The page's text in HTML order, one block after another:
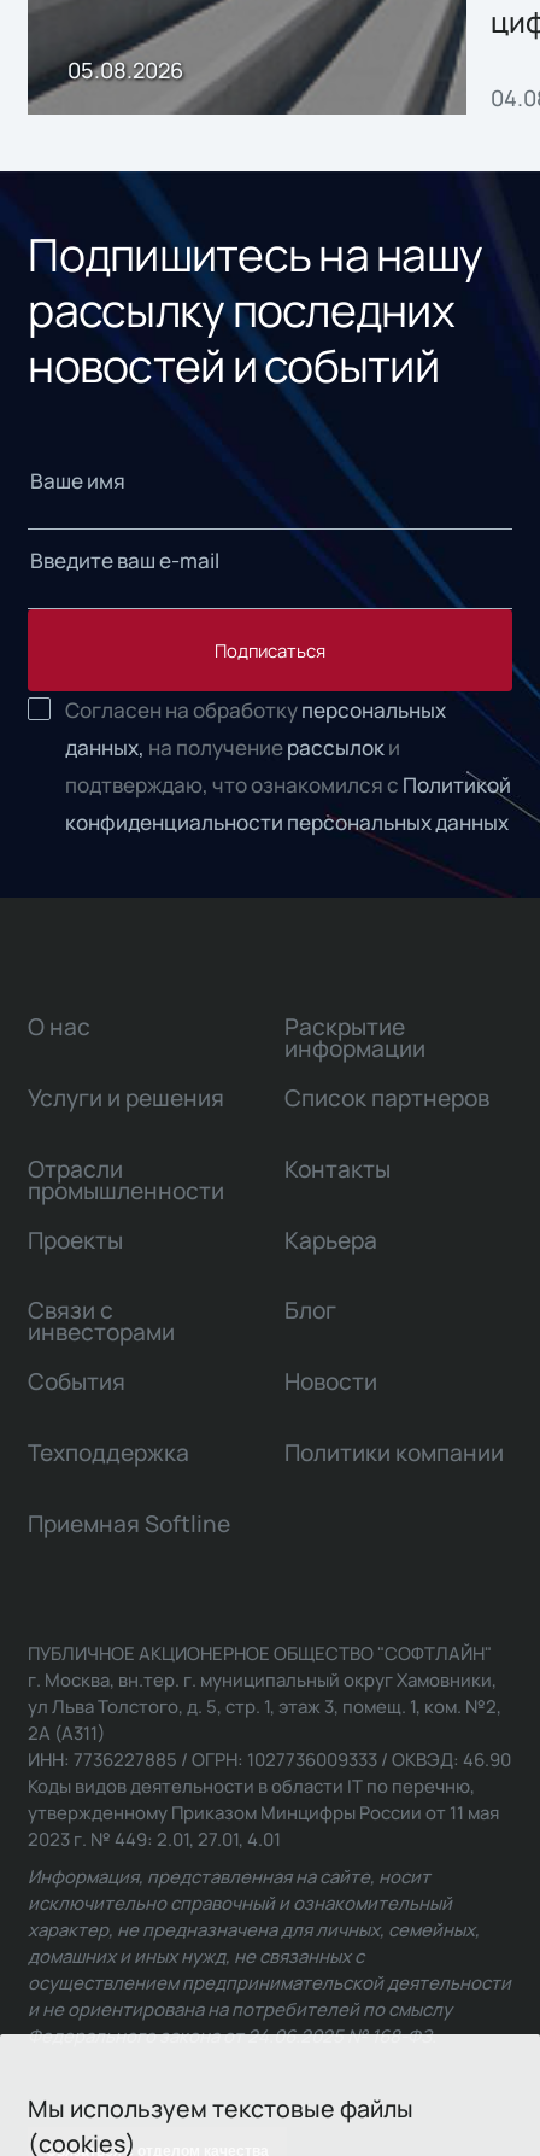
05.08.2026
Подпишитесь на нашу
рассылку последних
новостей и событий
Подписаться
Согласен на обработкуперсональных
данных, на получениерассылоки
подтверждаю, что ознакомился с Политикой
конфиденциальности персональных данных
Мы используем текстовые файлы
(cookies)
О нас
Услуги и решения
Отрасли
промышленности
Проекты
Связи с
инвесторами
Раскрытие
информации
Список партнеров
Контакты
Карьера
Блог
События Новости
Техподдержка Политики компании
Приемная Softline
Связаться с отделом качества
ПУБЛИЧНОЕ АКЦИОНЕРНОЕ ОБЩЕСТВО "СОФТЛАЙН"
г. Москва, вн.тер. г. муниципальный округ Хамовники,
ул Льва Толстого, д. 5, стр. 1, этаж 3, помещ. 1, ком. №2,
2А (А311)
ИНН: 7736227885 / ОГРН: 1027736009333 / ОКВЭД: 46.90
Коды видов деятельности в области IT по перечню,
утвержденному Приказом Минцифры России от 11 мая
2023 г. № 449: 2.01, 27.01, 4.01
Информация, представленная на сайте, носит
исключительно справочный и ознакомительный
характер, не предназначена для личных, семейных,
домашних и иных нужд, не связанных с
осуществлением предпринимательской деятельности
и не ориентирована на потребителей по смыслу
Федерального закона от 24.06.2025 № 168-ФЗ.